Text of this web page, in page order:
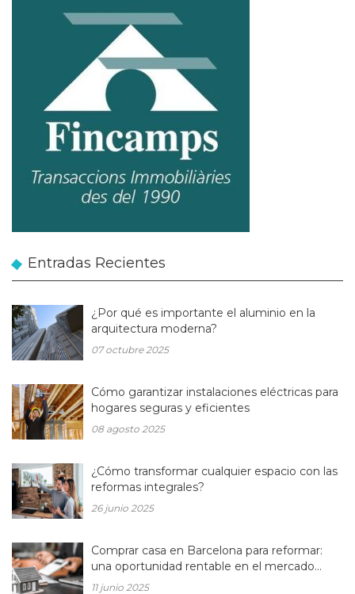
Entradas Recientes
¿Por qué es importante el aluminio en la
arquitectura moderna?
07 octubre 2025
Cómo garantizar instalaciones eléctricas para
hogares seguras y eficientes
08 agosto 2025
¿Cómo transformar cualquier espacio con las
reformas integrales?
26 junio 2025
Comprar casa en Barcelona para reformar:
una oportunidad rentable en el mercado
inmobiliario actual
11 junio 2025